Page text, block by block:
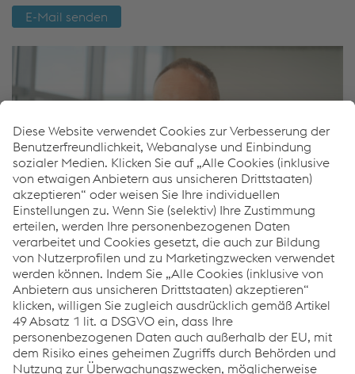
E-Mail senden
Pavel Zajic
Vertrieb Straßensicherheit - International
M.+420/722/917516
E-Mail senden